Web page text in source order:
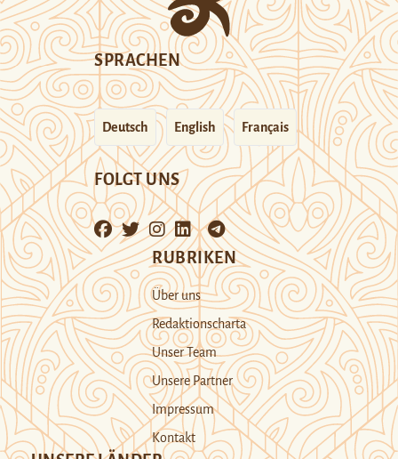
SPRACHEN
Deutsch English Français
FOLGT UNS
RUBRIKEN
Über uns
Redaktionscharta
Unser Team
Unsere Partner
Impressum
Kontakt